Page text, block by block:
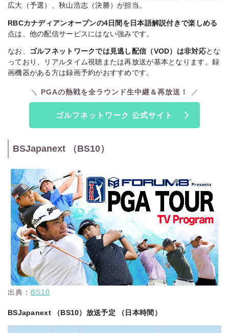
広大（予選）、秋山浩志（決勝）が担当。
RBCカナディアンオープンの4日間を日本語解説付きで楽しめる
点は、他の配信サービスにはない強みです。
なお、 ゴルフネットワークでは見逃し配信（VOD）は非対応とな
っており、リアルタイム視聴または再放送が基本となります。録
画機器がある方は録画予約がおすすめです。
PGAの熱戦を全ラウンド生中継＆再放送！
ゴルフネットワーク 公式サイト
BSJapanext （BS10）
出典： BS10
BSJapanext （BS10）放送予定 （日本時間）